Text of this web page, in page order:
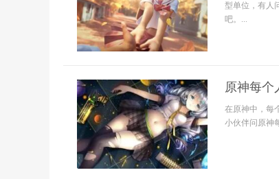
型单位，有人
吧。...
原神每个
在原神中，每
小伙伴问原神